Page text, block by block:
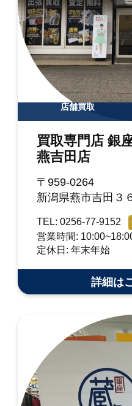
店舗買取
買取専門店 銀
燕吉田店
〒959-0264
新潟県燕市吉田３
TEL: 0256-77-9152
営業時間:
定休日: 年末年始
詳細は